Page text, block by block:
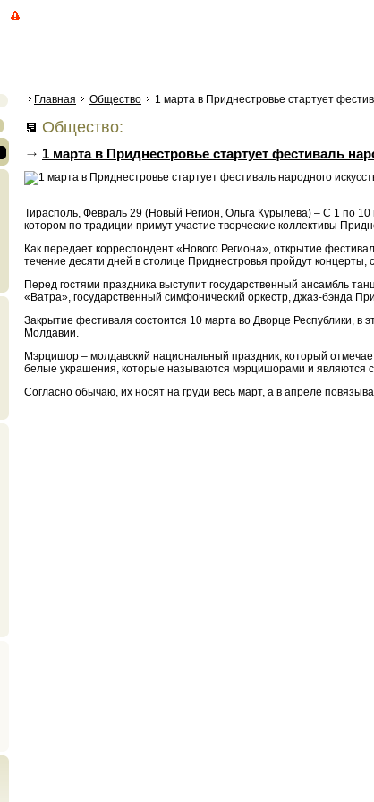
Главная Общество 1 марта в Приднестровье стартует
Общество:
1 марта в Приднестровье стартует фестиваль
Тирасполь, Февраль 29 (Новый Регион, Ольга Курылева) – С 1 по
котором по традиции примут участие творческие коллективы
Как передает корреспондент «Нового Региона», открытие
течение десяти дней в столице Приднестровья пройдут концерты,
Перед гостями праздника выступит государственный ансамбль
«Ватра», государственный симфонический оркестр, джаз-бэнда
Закрытие фестиваля состоится 10 марта во Дворце Республики, в
Молдавии.
Мэрцишор – молдавский национальный праздник, который
белые украшения, которые называются мэрцишорами и являются
Согласно обычаю, их носят на груди весь март, а в апреле